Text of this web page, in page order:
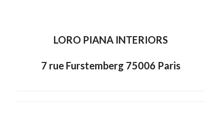
LORO PIANA INTERIORS
7 rue Furstemberg 75006 Paris